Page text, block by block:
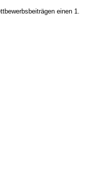
einen 1.